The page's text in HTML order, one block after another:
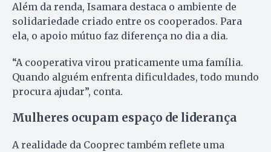
Além da renda, Isamara destaca o ambiente de
solidariedade criado entre os cooperados. Para
ela, o apoio mútuo faz diferença no dia a dia.
“A cooperativa virou praticamente uma família.
Quando alguém enfrenta dificuldades, todo mundo
procura ajudar”, conta.
Mulheres ocupam espaço de liderança
A realidade da Cooprec também reflete uma